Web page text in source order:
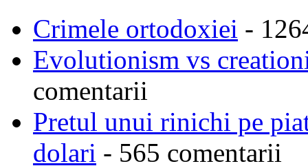
Crimele ortodoxiei -
Evolutionism vs
comentarii
Pretul unui rinichi pe
dolari - 565 comentarii